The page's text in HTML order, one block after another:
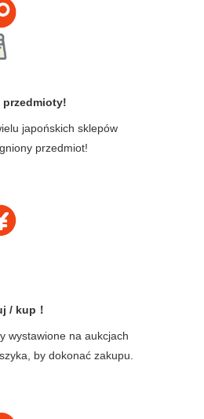
przedmioty!
japońskich sklepów
przedmiot!
/ kup！
wystawione na aukcjach
by dokonać zakupu.